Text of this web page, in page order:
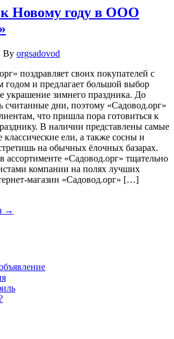
Новому году в ООО
| By orgsadovod
поздравляет своих покупателей с
и предлагает большой выбор
украшение зимнего праздника. До
считанные дни, поэтому «Садовод.орг»
что пришла пора готовиться к
В наличии представлены самые
ели, а также сосны и
на обычных ёлочных базарах.
ассортименте «Садовод.орг» тщательно
компании на полях лучших
магазин «Садовод.орг» […]
→